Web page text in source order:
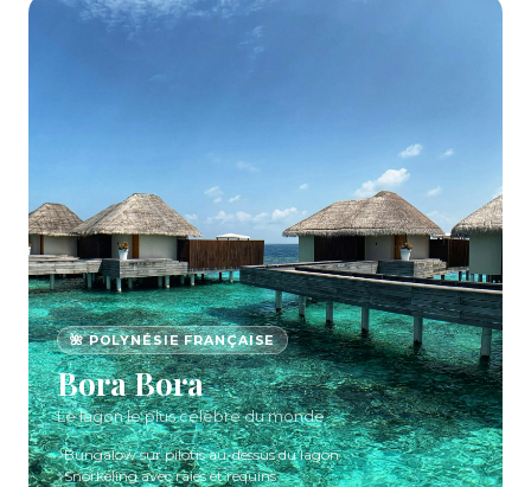
🌺 POLYNÉSIE FRANÇAISE
Bora Bora
Le lagon le plus célèbre du monde
Bungalow sur pilotis au-dessus du lagon
Snorkeling avec raies et requins